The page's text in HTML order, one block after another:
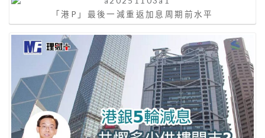
「港P」最後一減重返加息周期前水平